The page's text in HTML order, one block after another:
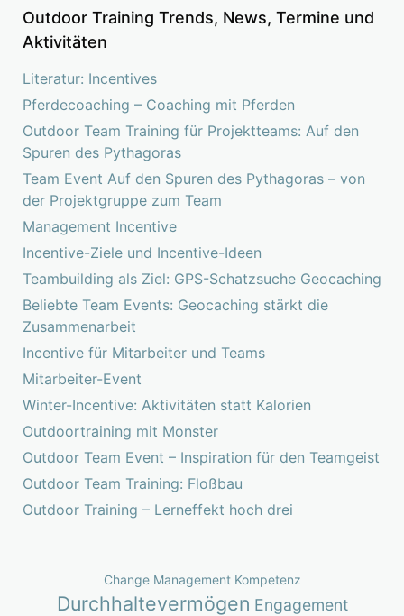
Outdoor Training Trends, News, Termine und
Aktivitäten
Literatur: Incentives
Pferdecoaching – Coaching mit Pferden
Outdoor Team Training für Projektteams: Auf den
Spuren des Pythagoras
Team Event Auf den Spuren des Pythagoras – von
der Projektgruppe zum Team
Management Incentive
Incentive-Ziele und Incentive-Ideen
Teambuilding als Ziel: GPS-Schatzsuche Geocaching
Beliebte Team Events: Geocaching stärkt die
Zusammenarbeit
Incentive für Mitarbeiter und Teams
Mitarbeiter-Event
Winter-Incentive: Aktivitäten statt Kalorien
Outdoortraining mit Monster
Outdoor Team Event – Inspiration für den Teamgeist
Outdoor Team Training: Floßbau
Outdoor Training – Lerneffekt hoch drei
Change Management Kompetenz
Durchhaltevermögen Engagement